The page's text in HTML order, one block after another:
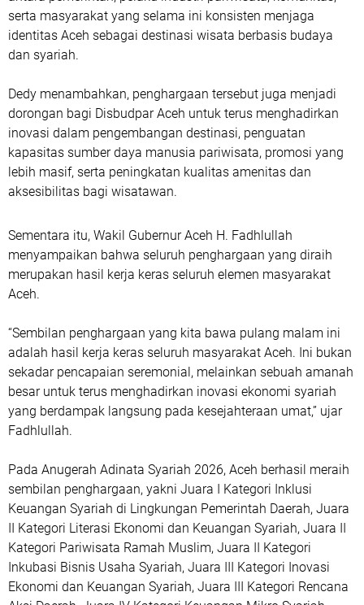
serta masyarakat yang selama ini konsisten menjaga
identitas Aceh sebagai destinasi wisata berbasis budaya
dan syariah.
Dedy menambahkan, penghargaan tersebut juga menjadi
dorongan bagi Disbudpar Aceh untuk terus menghadirkan
inovasi dalam pengembangan destinasi, penguatan
kapasitas sumber daya manusia pariwisata, promosi yang
lebih masif, serta peningkatan kualitas amenitas dan
aksesibilitas bagi wisatawan.
Sementara itu, Wakil Gubernur Aceh H. Fadhlullah
menyampaikan bahwa seluruh penghargaan yang diraih
merupakan hasil kerja keras seluruh elemen masyarakat
Aceh.
“Sembilan penghargaan yang kita bawa pulang malam ini
adalah hasil kerja keras seluruh masyarakat Aceh. Ini bukan
sekadar pencapaian seremonial, melainkan sebuah amanah
besar untuk terus menghadirkan inovasi ekonomi syariah
yang berdampak langsung pada kesejahteraan umat,” ujar
Fadhlullah.
Pada Anugerah Adinata Syariah 2026, Aceh berhasil meraih
sembilan penghargaan, yakni Juara I Kategori Inklusi
Keuangan Syariah di Lingkungan Pemerintah Daerah, Juara
II Kategori Literasi Ekonomi dan Keuangan Syariah, Juara II
Kategori Pariwisata Ramah Muslim, Juara II Kategori
Inkubasi Bisnis Usaha Syariah, Juara III Kategori Inovasi
Ekonomi dan Keuangan Syariah, Juara III Kategori Rencana